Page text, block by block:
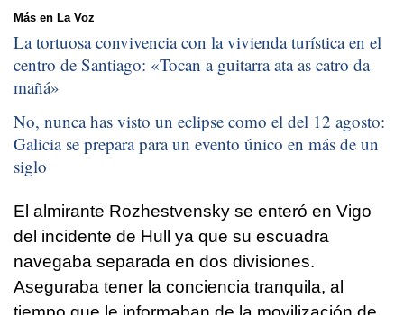
Más en La Voz
La tortuosa convivencia con la vivienda turística en el
centro de Santiago: «Tocan a guitarra ata as catro da
mañá»
No, nunca has visto un eclipse como el del 12 agosto:
Galicia se prepara para un evento único en más de un
siglo
El almirante Rozhestvensky se enteró en Vigo
del incidente de Hull ya que su escuadra
navegaba separada en dos divisiones.
Aseguraba tener la conciencia tranquila, al